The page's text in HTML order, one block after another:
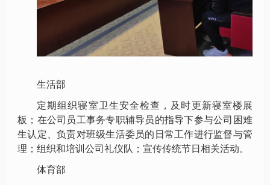
生活部
定期组织寝室卫生安全检查，及时更新寝室楼展
板；在公司员工事务专职辅导员的指导下参与公司困难
生认定、负责对班级生活委员的日常工作进行监督与管
理；组织和培训公司礼仪队；宣传传统节日相关活动。
体育部